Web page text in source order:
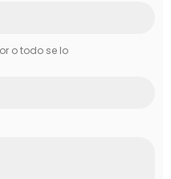
o todo se lo